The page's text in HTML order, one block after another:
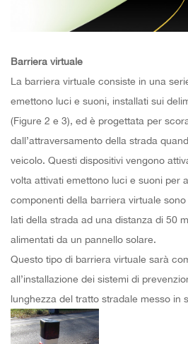
Barriera virtuale
La barriera virtuale consiste in una
emettono luci e suoni, installati sui
(Figure 2 e 3), ed è progettata per
dall’attraversamento della strada
veicolo. Questi dispositivi vengono
volta attivati emettono luci e suoni per
componenti della barriera virtuale
lati della strada ad una distanza di 50
alimentati da un pannello solare.
Questo tipo di barriera virtuale sarà
all’installazione dei sistemi di
lunghezza del tratto stradale messo in